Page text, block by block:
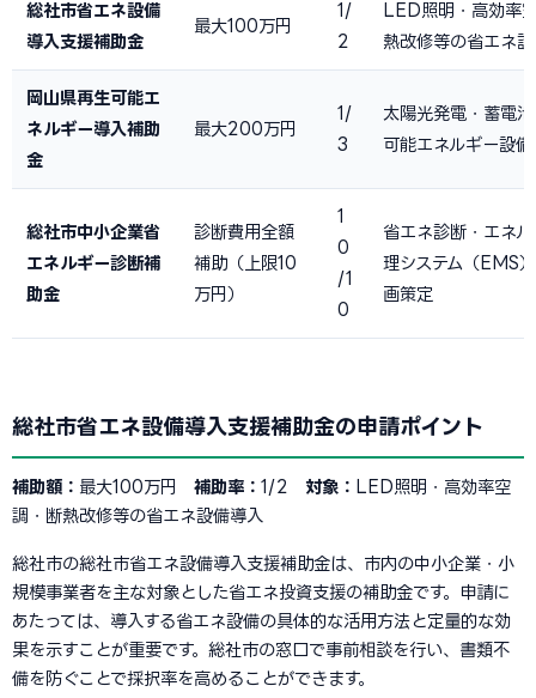
総社市省エネ設備
導入支援補助金
最大100万円
1/
2
LED照明・高効率
熱改修等の省エネ
岡山県再生可能エ
ネルギー導入補助
金
最大200万円
1/
3
太陽光発電・蓄電
可能エネルギー設
総社市中小企業省
エネルギー診断補
助金
診断費用全額
補助（上限10
万円）
1
0
/1
0
省エネ診断・エネ
理システム（EMS
画策定
総社市省エネ設備導入支援補助金の申請ポイント
補助額： 最大100万円 補助率： 1/2 対象： LED照明・高効率空
調・断熱改修等の省エネ設備導入
総社市の総社市省エネ設備導入支援補助金は、市内の中小企業・小
規模事業者を主な対象とした省エネ投資支援の補助金です。申請に
あたっては、導入する省エネ設備の具体的な活用方法と定量的な効
果を示すことが重要です。総社市の窓口で事前相談を行い、書類不
備を防ぐことで採択率を高めることができます。